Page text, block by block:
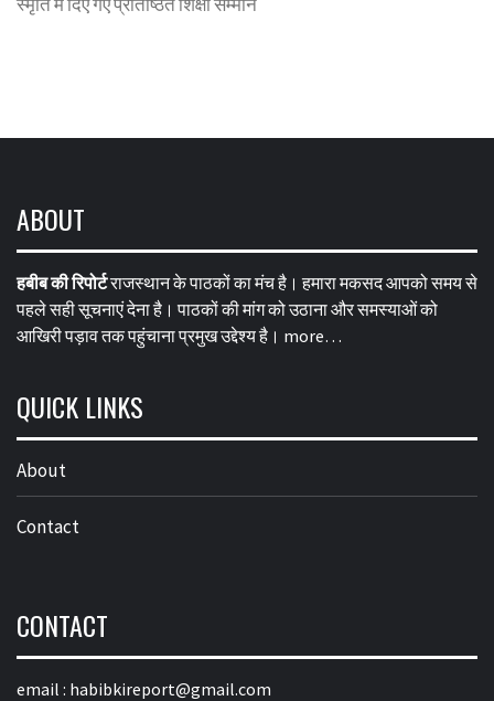
ABOUT
हबीब की रिपोर्टराजस्थान के पाठकों का मंच है। हमारा मकसद आपको समय से
पहले सही सूचनाएं देना है। पाठकों की मांग को उठाना और समस्याओं को
आखिरी पड़ाव तक पहुंचाना प्रमुख उद्देश्य है। more…
QUICK LINKS
About
Contact
CONTACT
email : habibkireport@gmail.com